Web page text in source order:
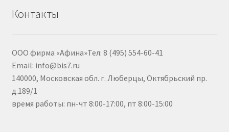
Контакты
ООО фирма «Афина»Тел: 8 (495) 554-60-41
Email: info@bis7.ru
140000, Московская обл. г. Люберцы, Октябрьский пр.
д.189/1
время работы: пн-чт 8:00-17:00, пт 8:00-15:00